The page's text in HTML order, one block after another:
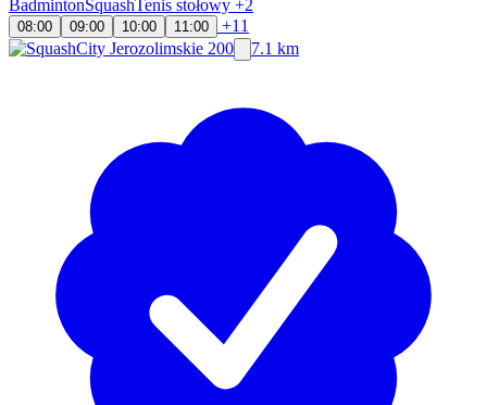
BadmintonSquashTenis stołowy +2
08:00 09:00 10:00 11:00
+11
7.1 km